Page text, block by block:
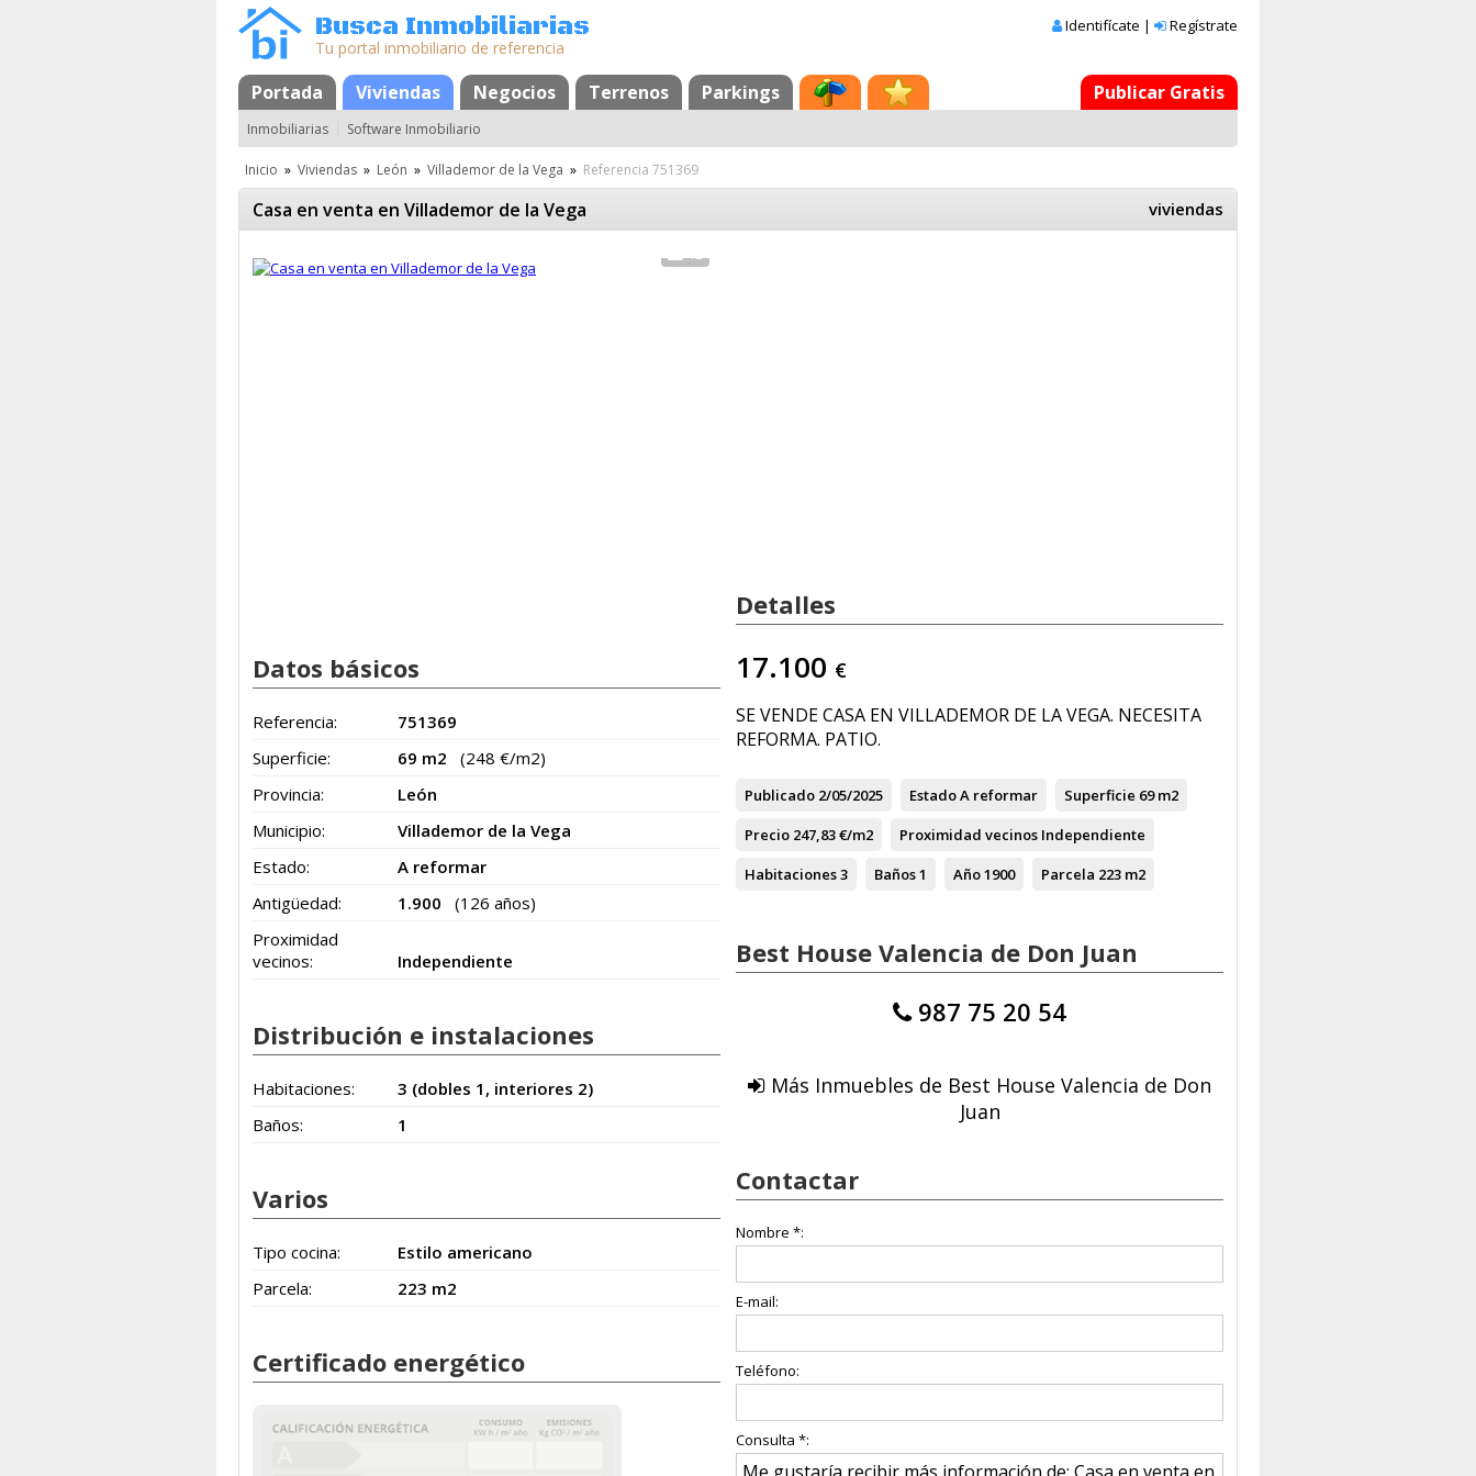
Busca Inmobiliarias
Tu portal inmobiliario de referencia
Identifícate | Regístrate
Portada Viviendas Negocios Terrenos Parkings
MapaFavoritos Publicar Gratis
Inmobiliarias Software Inmobiliario
Inicio » Viviendas » León » Villademor de la Vega » Referencia 751369
viviendas
Casa en venta en Villademor de la Vega
12
Datos básicos
Referencia:
751369
Superficie:
69 m2
(248 €/m2)
Provincia:
León
Municipio:
Villademor de la Vega
Estado:
A reformar
Antigüedad:
1.900
(126 años)
Proximidad
vecinos:
Independiente
Distribución e instalaciones
Habitaciones:
3 (dobles 1, interiores 2)
Baños:
1
Varios
Tipo cocina:
Estilo americano
Parcela:
223 m2
Certificado energético
Detalles
17.100 €
SE VENDE CASA EN VILLADEMOR DE LA VEGA. NECESITA
REFORMA. PATIO.
Publicado 2/05/2025 EstadoA reformar Superficie 69 m2
Precio 247,83 €/m2 Proximidad vecinos Independiente
Habitaciones3 Baños1 Año1900 Parcela 223 m2
Best House Valencia de Don Juan
987 75 20 54
Más Inmuebles de Best House Valencia de Don
Juan
Contactar
Nombre *:
E-mail:
Teléfono:
Consulta *: